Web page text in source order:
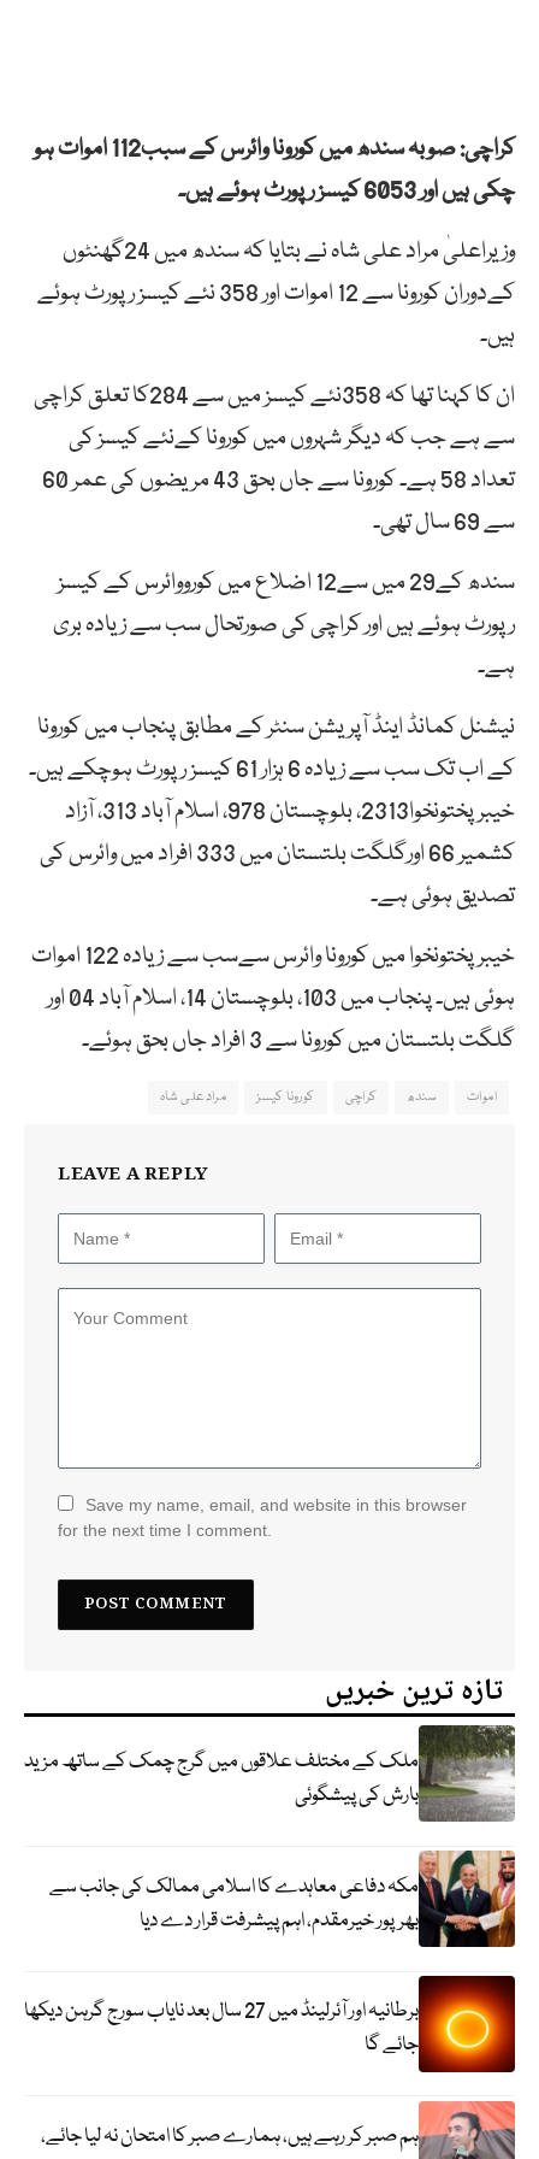
کراچی: صوبہ سندھ میں کورونا وائرس کے سبب112 اموات ہو
چکی ہیں اور 6053 کیسز رپورٹ ہوئے ہیں۔
وزیراعلیٰ مراد علی شاہ نے بتایا کہ سندھ میں 24گھنٹوں
کےدوران کورونا سے 12 اموات اور 358 نئے کیسز رپورٹ ہوئے
ہیں۔
ان کا کہنا تھا کہ 358نئے کیسز میں سے 284کا تعلق کراچی
سے ہے جب کہ دیگر شہروں میں کورونا کےنئے کیسز کی
تعداد 58 ہے۔ کورونا سے جاں بحق 43 مریضوں کی عمر 60
سے 69 سال تھی۔
سندھ کے29 میں سے12 اضلاع میں کورووائرس کے کیسز
رپورٹ ہوئے ہیں اور کراچی کی صورتحال سب سے زیادہ بری
ہے۔
نیشنل کمانڈ اینڈ آپریشن سنٹر کے مطابق پنجاب میں کورونا
کے اب تک سب سے زیادہ 6 ہزار 61 کیسز رپورٹ ہوچکے ہیں۔
خیبرپختونخوا2313، بلوچستان 978، اسلام آباد 313، آزاد
کشمیر 66 اورگلگت بلتستان میں 333 افراد میں وائرس کی
تصدیق ہوئی ہے۔
خیبرپختونخوا میں کورونا وائرس سےسب سے زیادہ 122 اموات
ہوئی ہیں۔ پنجاب میں 103، بلوچستان 14، اسلام آباد 04 اور
گلگت بلتستان میں کورونا سے 3 افراد جاں بحق ہوئے۔
اموات سندھ کراچی کورونا کیسز مرادعلی شاہ
LEAVE A REPLY
Save my name, email, and website in this browser
for the next time I comment.
تازہ ترین خبریں
ملک کے مختلف علاقوں میں گرج چمک کے ساتھ مزید
بارش کی پیشگوئی
مکہ دفاعی معاہدے کا اسلامی ممالک کی جانب سے
بھرپور خیرمقدم، اہم پیشرفت قرار دے دیا
برطانیہ اور آئرلینڈ میں 27 سال بعد نایاب سورج گرہن دیکھا
جائے گا
ہم صبر کر رہے ہیں، ہمارے صبر کا امتحان نہ لیا جائے،